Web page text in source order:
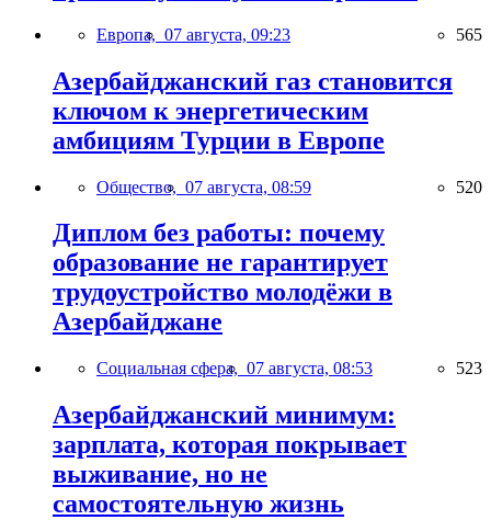
Европа, 07 августа, 09:23 565
Азербайджанский газ становится
ключом к энергетическим
амбициям Турции в Европе
Общество, 07 августа, 08:59 520
Диплом без работы: почему
образование не гарантирует
трудоустройство молодёжи в
Азербайджане
Социальная сфера, 07 августа, 08:53 523
Азербайджанский минимум:
зарплата, которая покрывает
выживание, но не
самостоятельную жизнь